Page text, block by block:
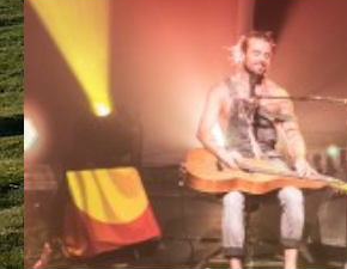
MUSIQUE DES ANTIPODES
NOS ANCIENS
THEME FORCE
ZIRCONIUM